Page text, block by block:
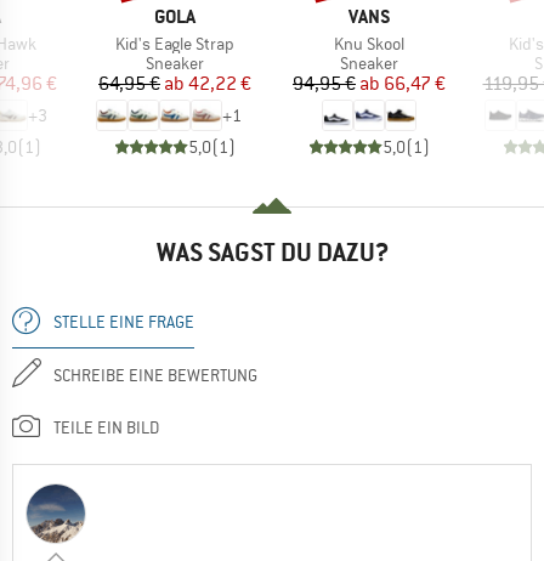
Preis
€
+3
(1)
MARKE
GOLA
Artikel
Kid's Eagle Strap
Produktgruppe
Sneaker
Preis
64,95 € reduzierter Preis
ab 42,22 €
+1
5,0(1)
MARKE
VANS
Artikel
Knu Skool
Produktgruppe
Sneaker
Preis
94,95 € reduzierter Preis
ab 66,47 €
5,0(1)
119,95
WAS SAGST DU DAZU?
STELLE EINE FRAGE
SCHREIBE EINE BEWERTUNG
TEILE EIN BILD